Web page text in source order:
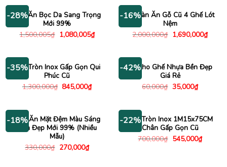
-28%
Ghế Ăn Bọc Da Sang Trọng
Mới 99%
1,500,005₫ Giá
gốc
1,080,005₫Giá
hiện
1,080,005₫.
-16%
Bộ Bàn Ăn Gỗ Cũ 4 Ghế Lót
Nệm
2,000,000₫ Giá
gốc
1,690,000₫Giá
hiện
-35%
Bàn Tròn Inox Gấp Gọn Qui
Phúc Cũ
1,300,000₫ Giá
845,000₫Giá
hiện
845,000₫.
-42%
Xả Kho Ghế Nhựa Bền Đẹp
Giá Rẻ
60,000₫ Giá
gốc
35,000₫Giá
hiện
-18%
Ghế Ăn Mặt Đệm Màu Sáng
Bền Đẹp Mới 99% (Nhiều
Mẫu)
330,000₫ Giá
270,000₫Giá
hiện
-22%
Bàn Tròn Inox 1M15x75CM
Chân Gấp Gọn Cũ
700,000₫ Giá
545,000₫Giá
hiện